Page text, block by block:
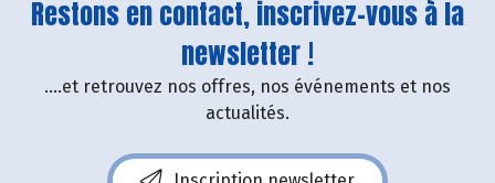
Restons en contact, inscrivez-vous à la
newsletter !
....et retrouvez nos offres, nos événements et nos
actualités.